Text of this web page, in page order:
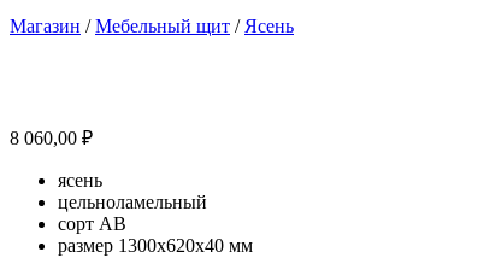
Магазин /Мебельный щит / Ясень
8 060,00 ₽
ясень
цельноламельный
сорт АВ
размер 1300х620х40 мм